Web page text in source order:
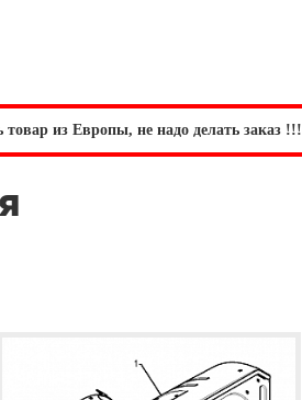
из Европы, не надо делать заказ !!!